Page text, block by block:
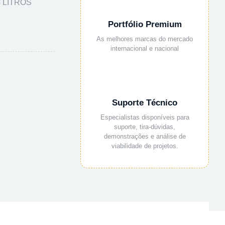
LITROS
Portfólio Premium
As melhores marcas do mercado
internacional e nacional
Suporte Técnico
Especialistas disponíveis para
suporte, tira-dúvidas,
demonstrações e análise de
viabilidade de projetos.